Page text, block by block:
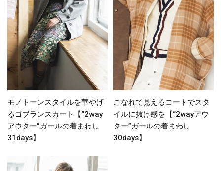
モノトーンスタイルを華やげ
るゴブランスカート【“2way
アウター”ガールの着まわし
31days】
こなれて見えるコートでスタ
イルに抜け感を【“2wayアウ
ター”ガールの着まわし
30days】